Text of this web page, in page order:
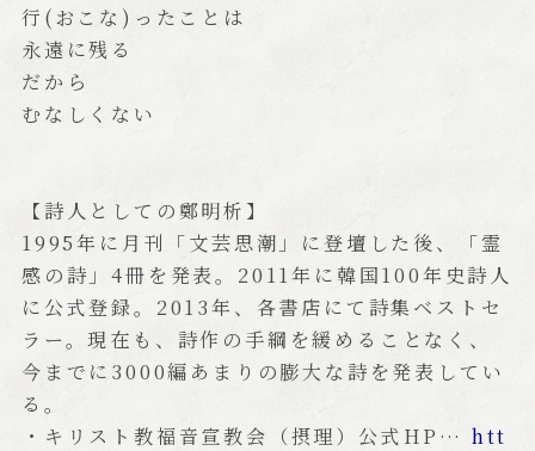
行(おこな)ったことは
永遠に残る
だから
むなしくない
【詩人としての鄭明析】
1995年に月刊「文芸思潮」に登壇した後、「霊
感の詩」4冊を発表。2011年に韓国100年史詩人
に公式登録。2013年、各書店にて詩集ベストセ
ラー。現在も、詩作の手綱を緩めることなく、
今までに3000編あまりの膨大な詩を発表してい
る。
・キリスト教福音宣教会（摂理）公式HP… htt